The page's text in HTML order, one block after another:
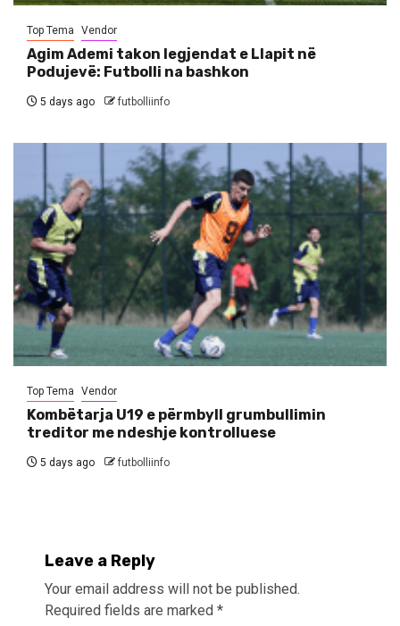
Top Tema Vendor
Agim Ademi takon legjendat e Llapit në
Podujevë: Futbolli na bashkon
5 days ago futbolliinfo
Top Tema Vendor
Kombëtarja U19 e përmbyll grumbullimin
treditor me ndeshje kontrolluese
5 days ago futbolliinfo
Leave a Reply
Your email address will not be published.
Required fields are marked *